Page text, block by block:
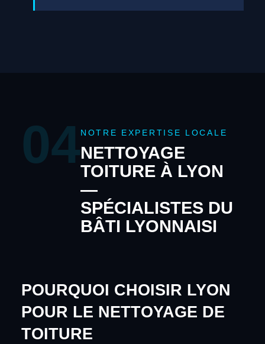
04 NOTRE EXPERTISE LOCALE
NETTOYAGE
TOITURE À LYON
—
SPÉCIALISTES DU
BÂTI LYONNAISI
POURQUOI CHOISIR LYON
POUR LE NETTOYAGE DE
TOITURE